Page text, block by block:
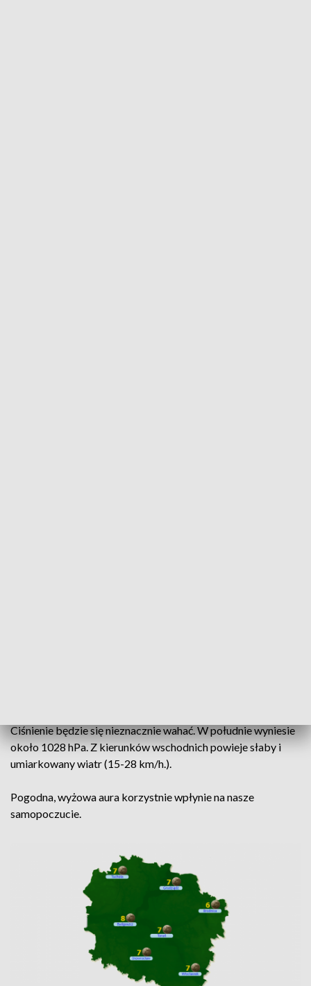
Ciśnienie będzie się nieznacznie wahać. W południe wyniesie
około 1028 hPa. Z kierunków wschodnich powieje słaby i
umiarkowany wiatr (15-28 km/h.).
Pogodna, wyżowa aura korzystnie wpłynie na nasze
samopoczucie.